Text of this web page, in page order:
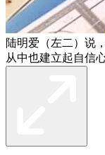
陆明爱（左二）说
从中也建立起自信